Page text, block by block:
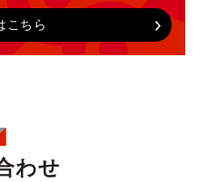
こちら
わせ